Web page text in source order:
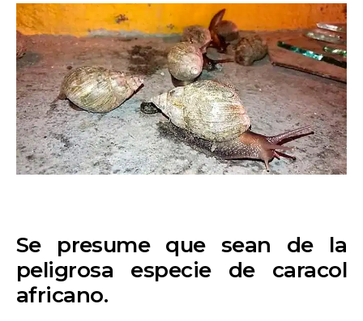
Se presume que sean de la
peligrosa especie de caracol
africano.